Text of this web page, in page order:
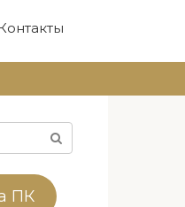
ПК